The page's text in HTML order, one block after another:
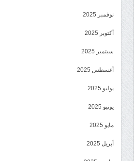
نوفمبر 2025
أكتوبر 2025
سبتمبر 2025
أغسطس 2025
يوليو 2025
يونيو 2025
مايو 2025
أبريل 2025